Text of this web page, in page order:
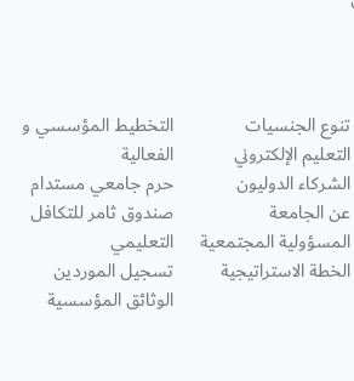
تنوع الجنسيات
التعليم الإلكتروني
الشركاء الدوليون
عن الجامعة
المسؤولية المجتمعية
الخطة الاستراتيجية
التخطيط المؤسسي و
الفعالية
حرم جامعي مستدام
صندوق ثامر للتكافل
التعليمي
تسجيل الموردين
الوثائق المؤسسية